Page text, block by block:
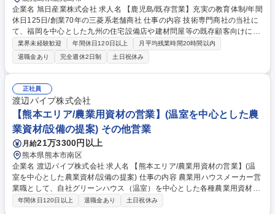
企業名 旭日産業株式会社 求人名 【鹿児島/既存営業】充実の教育体制/年間
休日125日/創業70年の三菱系老舗商社 仕事の内容 技術専門商社の当社に
て、福岡を中心とした九州の住宅設備店や建材問屋等の既存顧客向けに三
菱電機製の空調機や換気扇等の住宅設備関連機器、建材製品の提案営業を
お任せします。 【詳細】定期訪問を通じ顧客ニーズを把握、見積の提示か
ら受注、納品サポート、製品トラブル発生時のメーカーと顧客の橋渡しま
で担当。外回りを中心に、実際の現場でも工事業者と打ち合わせを行い、
商品提案や設置方法などを協議、アフターフォロー対応までお任せしま
す。【入社後の流れ】1か月程度は研修を行い商品知識をつけて頂き、そ
の後は現場にて先輩について顧客理解をしていき半年～1年かけて独り立
ちを目指します。 募集職種 【鹿児島/既存営業】充実の教育体制/年間休日
125日/創業70年の三菱系老舗商社
業界未経験歓迎 年間休日120日以上
月平均残業時間20時間以内
退職金あり
完全週休2日制 土日祝休み
正社員
渡辺パイプ株式会社
【熊本エリア/農業用資材の営業】(温室を中心とした農
業資材/設備の提案) その他営業
月給21万3300円以上
熊本県熊本市南区
企業名 渡辺パイプ株式会社 求人名 【熊本エリア/農業用資材の営業】(温
室を中心とした農業資材/設備の提案) 仕事の内容 農業用ハウスメーカー営
業職として、自社グリーンハウス（温室）を中心とした各種農業用資材・
設備・栽培システムの提案・販売いただきます。 ■顧客:代理店様、一般の
年間休日120日以上 退職金あり 土日祝休み